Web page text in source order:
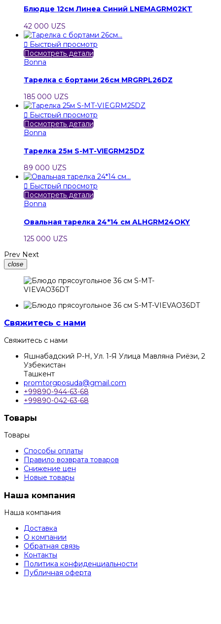
Блюдце 12см Линеа Синий LNEMAGRM02KT
42 000 UZS
 Быстрый просмотр
Посмотреть детали
Bonna
Тарелка с бортами 26см MRGRPL26DZ
185 000 UZS
 Быстрый просмотр
Посмотреть детали
Bonna
Тарелка 25м S-MT-VIEGRM25DZ
89 000 UZS
 Быстрый просмотр
Посмотреть детали
Bonna
Овальная тарелка 24*14 см ALHGRM24OKY
125 000 UZS
Prev Next
close
Свяжитесь с нами
Свяжитесь с нами
Яшнабадский Р-Н, Ул. 1-Я Улица Мавляна Риёзи, 2
Узбекистан
Ташкент
promtorgposuda@gmail.com
+99890-944-63-68
+99890-042-63-68
Товары
Товары
Способы оплаты
Правило возврата товаров
Снижение цен
Новые товары
Наша компания
Наша компания
Доставка
О компании
Обратная связь
Контакты
Политика конфиденциальности
Публичная оферта